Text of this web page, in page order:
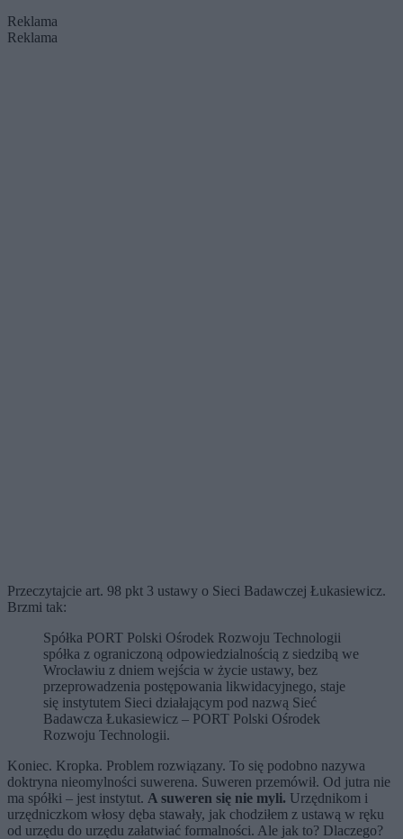
Reklama
Reklama
Przeczytajcie art. 98 pkt 3 ustawy o Sieci Badawczej Łukasiewicz.
Brzmi tak:
Spółka PORT Polski Ośrodek Rozwoju Technologii
spółka z ograniczoną odpowiedzialnością z siedzibą we
Wrocławiu z dniem wejścia w życie ustawy, bez
przeprowadzenia postępowania likwidacyjnego, staje
się instytutem Sieci działającym pod nazwą Sieć
Badawcza Łukasiewicz – PORT Polski Ośrodek
Rozwoju Technologii.
Koniec. Kropka. Problem rozwiązany. To się podobno nazywa
doktryna nieomylności suwerena. Suweren przemówił. Od jutra nie
ma spółki – jest instytut. A suweren się nie myli. Urzędnikom i
urzędniczkom włosy dęba stawały, jak chodziłem z ustawą w ręku
od urzędu do urzędu załatwiać formalności. Ale jak to? Dlaczego?